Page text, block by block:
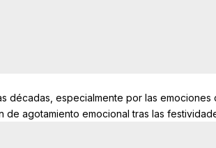
décadas, especialmente por las emociones
agotamiento emocional tras las